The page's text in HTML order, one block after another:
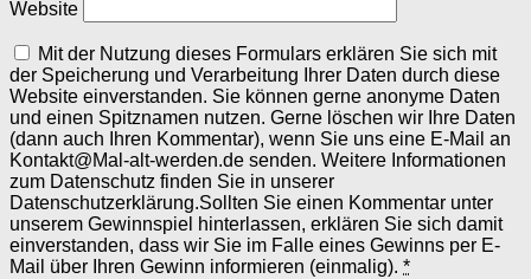
Website
Mit der Nutzung dieses Formulars erklären Sie sich mit
der Speicherung und Verarbeitung Ihrer Daten durch diese
Website einverstanden. Sie können gerne anonyme Daten
und einen Spitznamen nutzen. Gerne löschen wir Ihre Daten
(dann auch Ihren Kommentar), wenn Sie uns eine E-Mail an
Kontakt@Mal-alt-werden.de senden. Weitere Informationen
zum Datenschutz finden Sie in unserer
Datenschutzerklärung.Sollten Sie einen Kommentar unter
unserem Gewinnspiel hinterlassen, erklären Sie sich damit
einverstanden, dass wir Sie im Falle eines Gewinns per E-
Mail über Ihren Gewinn informieren (einmalig). *